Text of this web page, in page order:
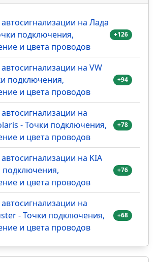
на Лада
подключения,
и цвета проводов
+126
на VW
подключения,
и цвета проводов
+94
на
- Точки подключения,
и цвета проводов
+78
на KIA
подключения,
и цвета проводов
+76
на
- Точки подключения,
и цвета проводов
+68